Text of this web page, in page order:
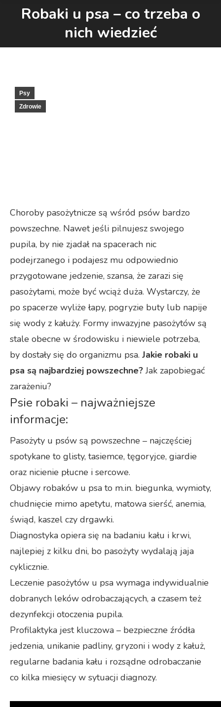
Robaki u psa – co trzeba o
nich wiedzieć
Jesteś tutaj:
Psy
Zdrowie
Choroby pasożytnicze są wśród psów bardzo
powszechne. Nawet jeśli pilnujesz swojego
pupila, by nie zjadał na spacerach nic
podejrzanego i podajesz mu odpowiednio
przygotowane jedzenie, szansa, że zarazi się
pasożytami, może być wciąż duża. Wystarczy, że
po spacerze wyliże łapy, pogryzie buty lub napije
się wody z kałuży. Formy inwazyjne pasożytów są
stale obecne w środowisku i niewiele potrzeba,
by dostały się do organizmu psa. Jakie robaki u
psa są najbardziej powszechne?Jak zapobiegać
zarażeniu?
Psie robaki – najważniejsze
informacje:
Pasożyty u psów są powszechne – najczęściej
spotykane to glisty, tasiemce, tęgoryjce, giardie
oraz nicienie płucne i sercowe.
Objawy robaków u psa to m.in. biegunka, wymioty,
chudnięcie mimo apetytu, matowa sierść, anemia,
świąd, kaszel czy drgawki.
Diagnostyka opiera się na badaniu kału i krwi,
najlepiej z kilku dni, bo pasożyty wydalają jaja
cyklicznie.
Leczenie pasożytów u psa wymaga indywidualnie
dobranych leków odrobaczających, a czasem też
dezynfekcji otoczenia pupila.
Profilaktyka jest kluczowa – bezpieczne źródła
jedzenia, unikanie padliny, gryzoni i wody z kałuż,
regularne badania kału i rozsądne odrobaczanie
co kilka miesięcy w sytuacji diagnozy.